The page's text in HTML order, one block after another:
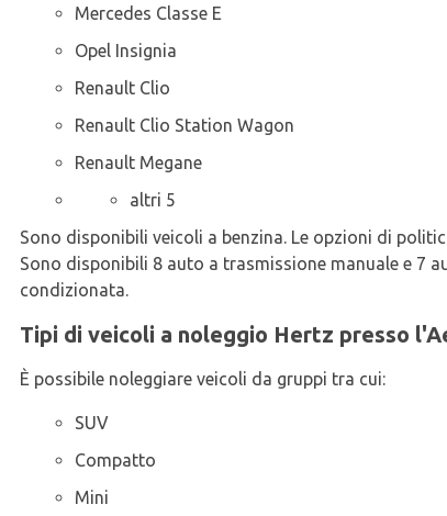
Mercedes Classe E
Opel Insignia
Renault Clio
Renault Clio Station Wagon
Renault Megane
altri 5
Sono disponibili veicoli a benzina. Le opzioni di
Sono disponibili 8 auto a trasmissione manuale e 7
condizionata.
Tipi di veicoli a noleggio Hertz presso
È possibile noleggiare veicoli da gruppi tra cui:
SUV
Compatto
Mini